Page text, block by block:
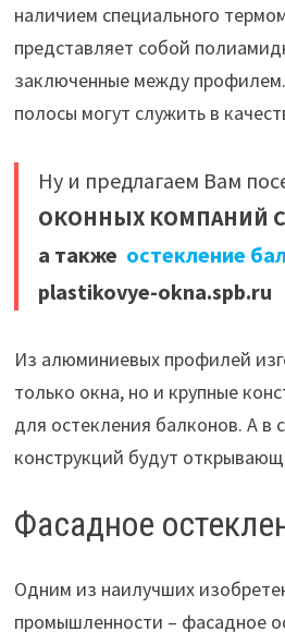
наличием специального
представляет собой
заключенные между
полосы могут служить в
Ну и предлагаем Вам
ОКОННЫХ КОМПАНИЙ
а также остекление
plastikovye-okna.spb.ru
Из алюминиевых профилей
только окна, но и крупные
для остекления балконов. А в
конструкций будут
Фасадное
Одним из наилучших
промышленности – фасадное